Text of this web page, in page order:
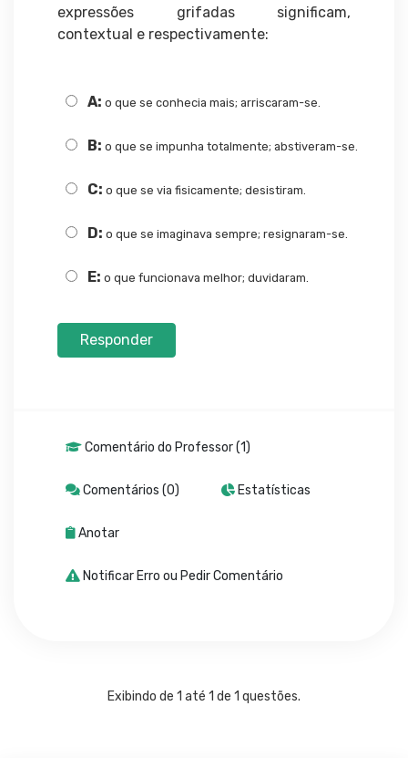
expressões grifadas significam,
contextual e respectivamente:
A: o que se conhecia mais; arriscaram-se.
B: o que se impunha totalmente; abstiveram-se.
C: o que se via fisicamente; desistiram.
D: o que se imaginava sempre; resignaram-se.
E: o que funcionava melhor; duvidaram.
Responder
Comentário do Professor (1)
Comentários (0) Estatísticas
Anotar
Notificar Erro ou Pedir Comentário
Exibindo de 1 até 1 de 1 questões.